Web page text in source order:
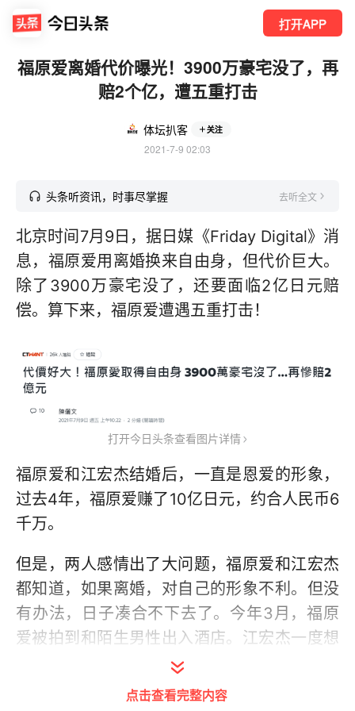
打开APP
福原爱离婚代价曝光！3900万豪宅没了，再
赔2个亿，遭五重打击
体坛扒客 关注
2021-7-9 02:03
头条听资讯，时事尽掌握 去听全文
北京时间7月9日，据日媒《Friday Digital》消
息，福原爱用离婚换来自由身，但代价巨大。
除了3900万豪宅没了，还要面临2亿日元赔
偿。算下来，福原爱遭遇五重打击！
打开今日头条查看图片详情
福原爱和江宏杰结婚后，一直是恩爱的形象，
过去4年，福原爱赚了10亿日元，约合人民币6
千万。
但是，两人感情出了大问题，福原爱和江宏杰
都知道，如果离婚，对自己的形象不利。但没
有办法，日子凑合不下去了。今年3月，福原
爱被拍到和陌生男性出入酒店。江宏杰一度想
挽回婚姻，但福原爱的离婚决定已经做出。
点击查看完整内容